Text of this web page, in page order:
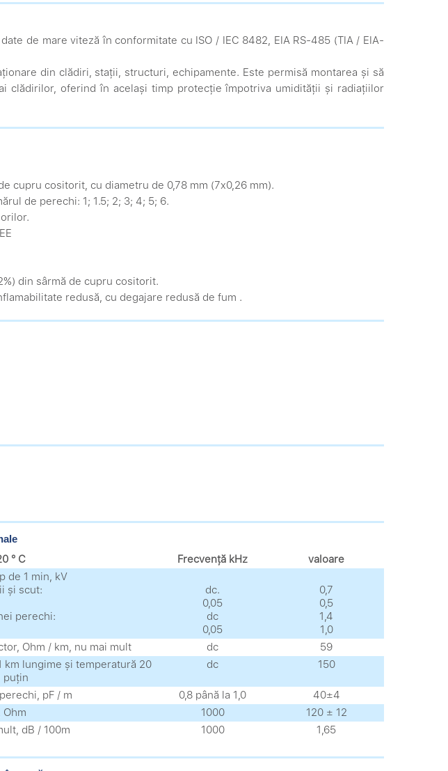
de mare viteză în conformitate cu ISO / IEC 8482, EIA RS-485 (TIA / EIA-
din clădiri, stații, structuri, echipamente. Este permisă montarea și să
clădirilor, oferind în același timp protecție împotriva umidității și radiațiilor
cupru cositorit, cu diametru de 0,78 mm (7x0,26 mm).
de perechi: 1; 1.5; 2; 3; 4; 5; 6.
din sârmă de cupru cositorit.
redusă, cu degajare redusă de fum .
° C Frecvență kHz
valoare
de 1 min, kV
și scut:
perechi:
dc.
0,05
dc
0,05
0,7
0,5
1,4
1,0
Ohm / km, nu mai mult
dc
59
km lungime și temperatură 20
puțin
dc 150
pF / m 0,8 până la 1,0
40±4
Ohm
1000
120 ± 12
dB / 100m
1000 1,65